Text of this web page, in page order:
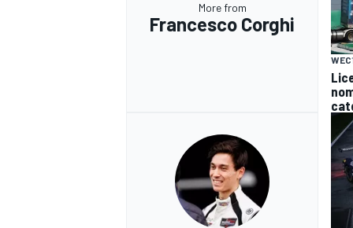
More from
Francesco Corghi
WEC